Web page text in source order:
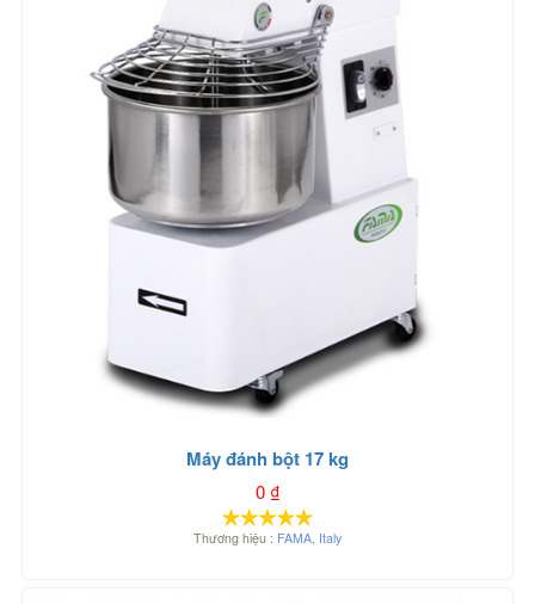
Máy đánh bột 17 kg
0₫
Thương hiệu : FAMA, Italy